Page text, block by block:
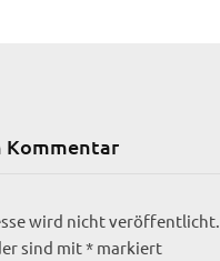
Kommentar
wird nicht veröffentlicht.
sind mit* markiert